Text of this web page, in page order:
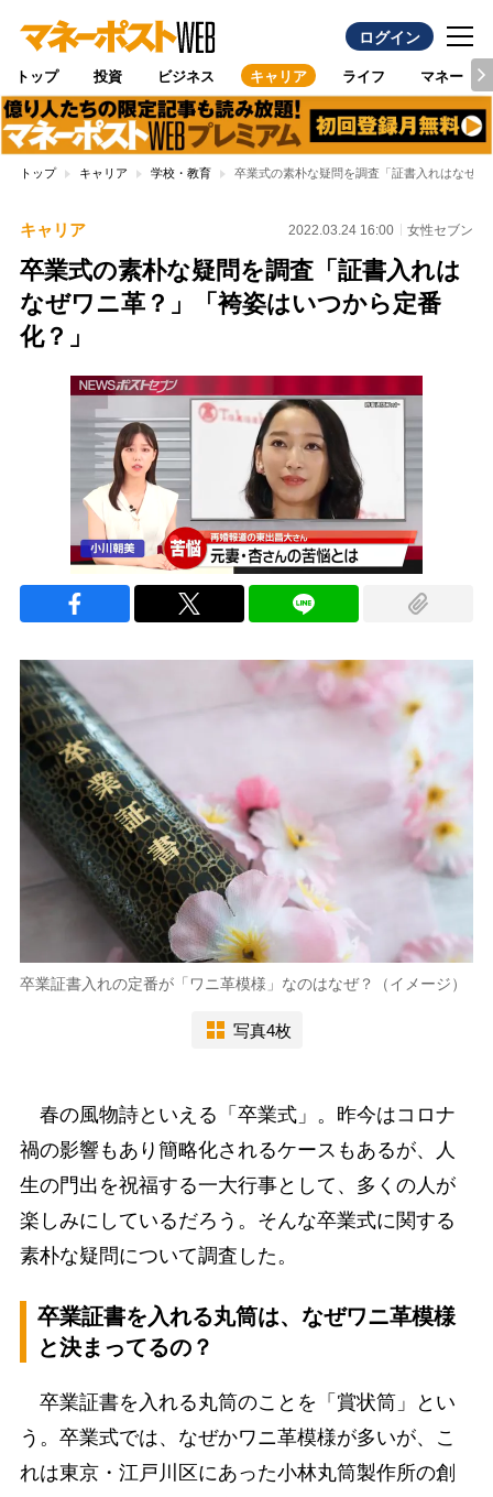
ログイン
トップ 投資 ビジネス キャリア ライフ マネー
トップ キャリア 学校・教育 卒業式の素朴な疑問を調査「証書入れはなぜ
キャリア 2022.03.24 16:00 女性セブン
卒業式の素朴な疑問を調査「証書入れは
なぜワニ革？」「袴姿はいつから定番
化？」
卒業証書入れの定番が「ワニ革模様」なのはなぜ？（イメージ）
写真4枚
春の風物詩といえる「卒業式」。昨今はコロナ
禍の影響もあり簡略化されるケースもあるが、人
生の門出を祝福する一大行事として、多くの人が
楽しみにしているだろう。そんな卒業式に関する
素朴な疑問について調査した。
卒業証書を入れる丸筒は、なぜワニ革模様
と決まってるの？
卒業証書を入れる丸筒のことを「賞状筒」とい
う。卒業式では、なぜかワニ革模様が多いが、こ
れは東京・江戸川区にあった小林丸筒製作所の創